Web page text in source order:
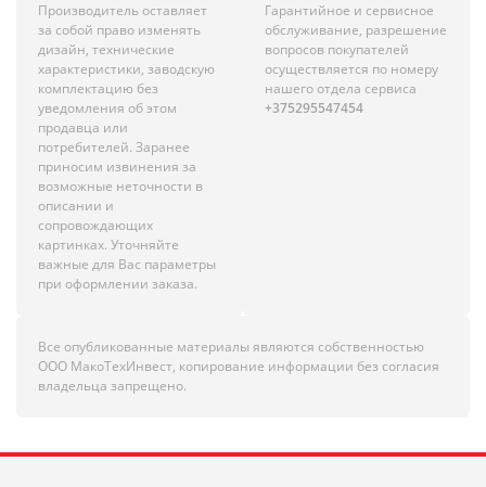
Производитель оставляет
за собой право изменять
дизайн, технические
характеристики, заводскую
комплектацию без
уведомления об этом
продавца или
потребителей. Заранее
приносим извинения за
возможные неточности в
описании и
сопровождающих
картинках. Уточняйте
важные для Вас параметры
при оформлении заказа.
Гарантийное и сервисное
обслуживание, разрешение
вопросов покупателей
осуществляется по номеру
нашего отдела сервиса
+375295547454
Все опубликованные материалы являются собственностью
ООО МакоТехИнвест, копирование информации без согласия
владельца запрещено.